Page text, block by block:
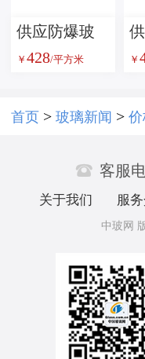
供应防爆玻
璃
￥ 428/平方米 ￥
首页 > 玻璃新闻 >
 客服
关于我们 服
中玻网